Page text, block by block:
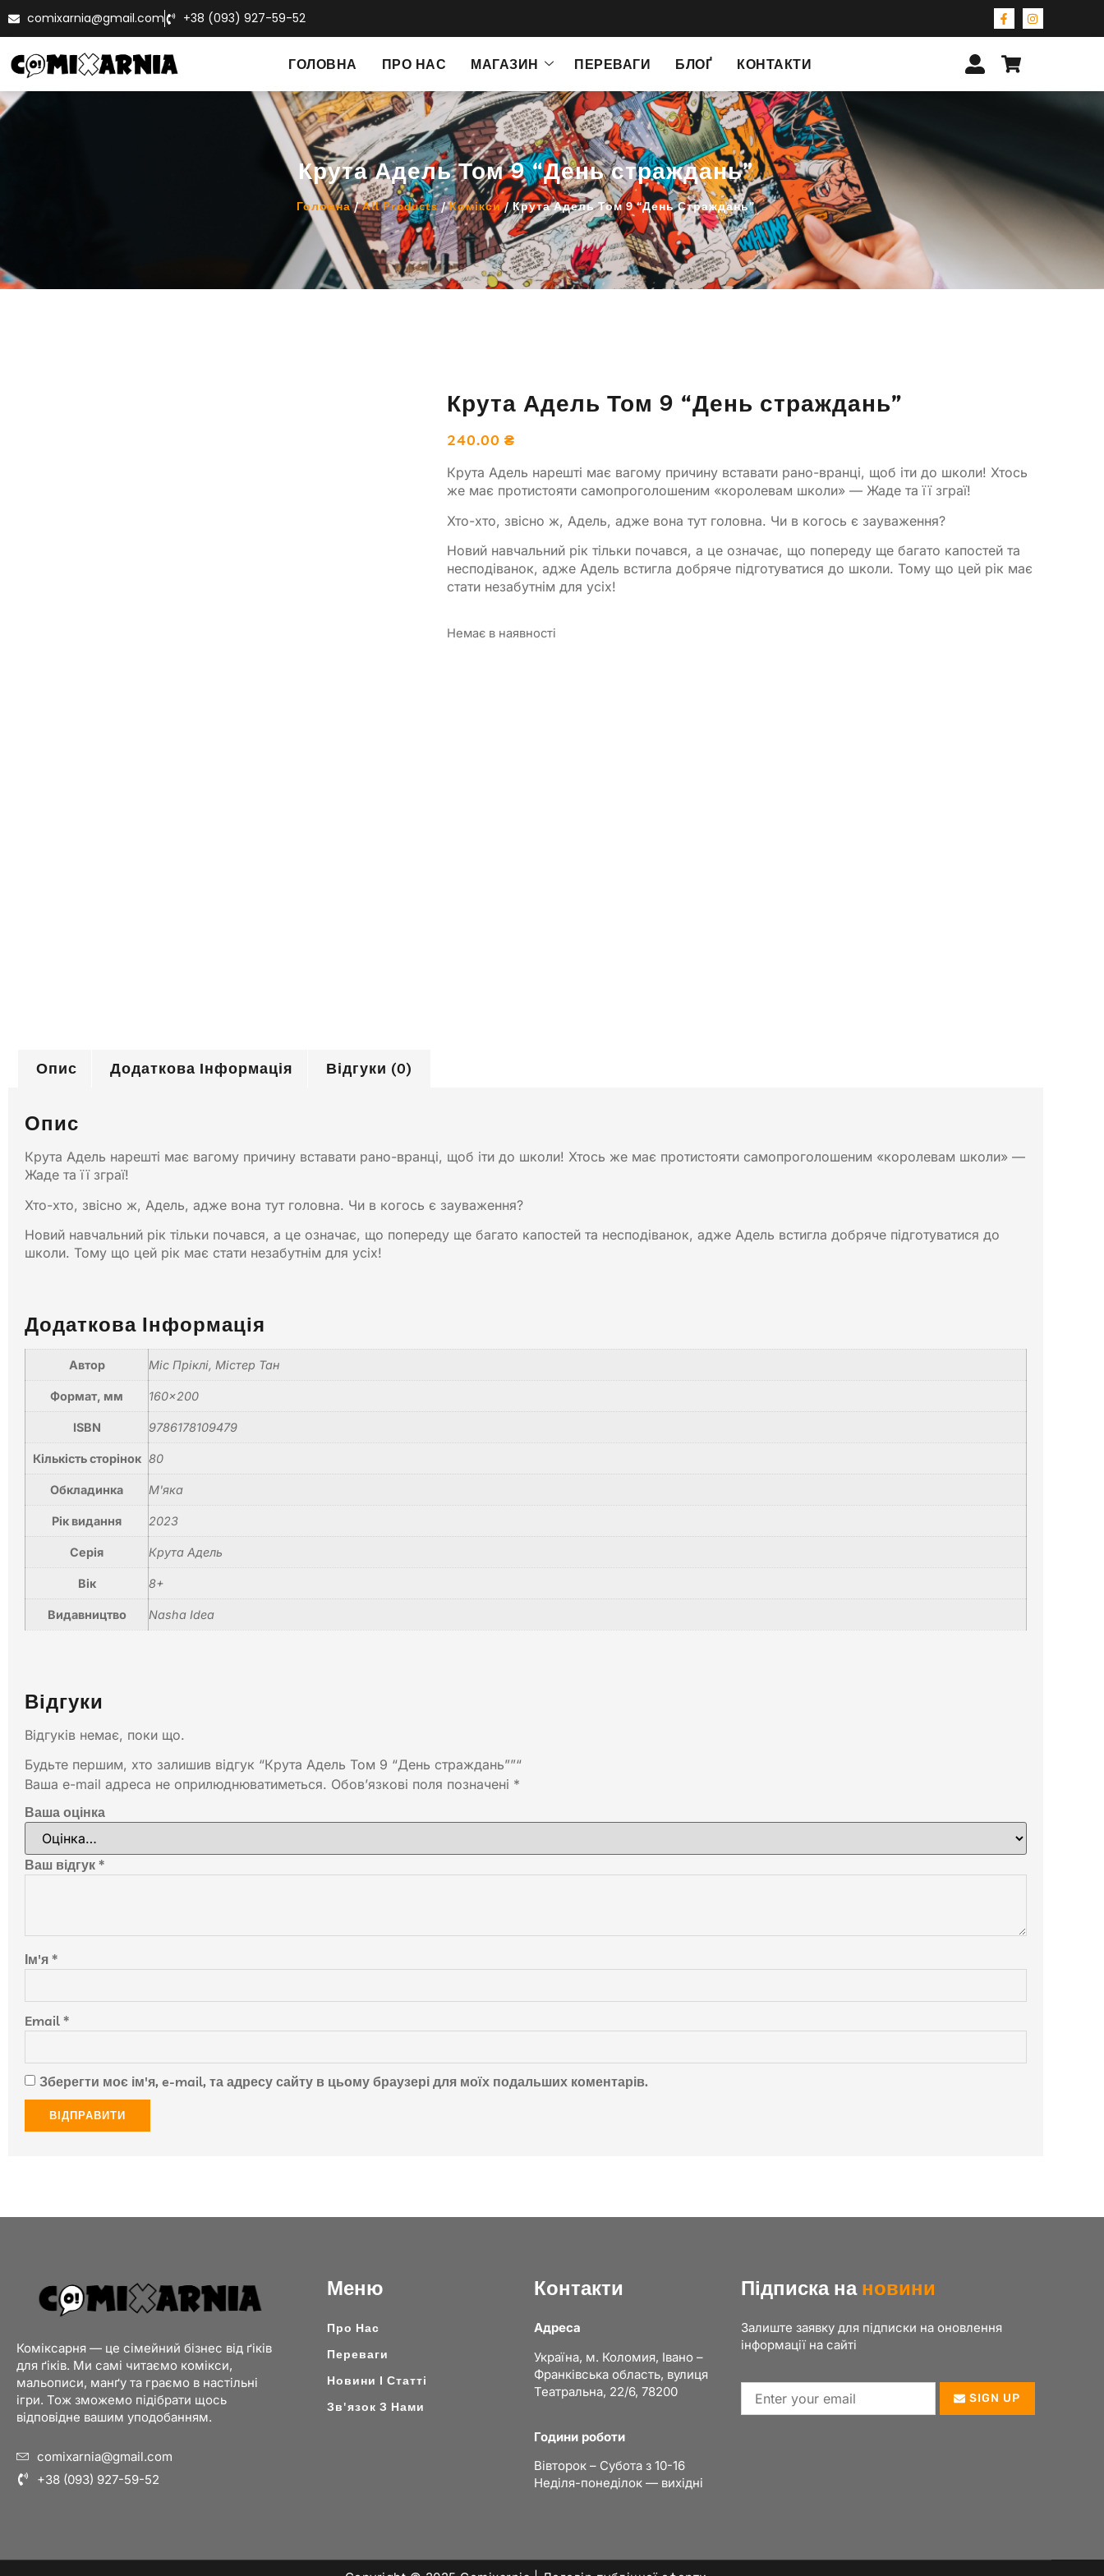
comixarnia@gmail.com +38 (093) 927-59-52
ГОЛОВНА ПРО НАС МАГАЗИН ПЕРЕВАГИ БЛОҐ КОНТАКТИ
Крута Адель Том 9 “День страждань”
Головна/All Products/Комікси/ Крута Адель Том 9 “День Страждань”
Крута Адель Том 9 “День страждань”
240.00₴
Крута Адель нарешті має вагому причину вставати рано-вранці, щоб іти до школи! Хтось
же має протистояти самопроголошеним «королевам школи» — Жаде та її зграї!
Хто-хто, звісно ж, Адель, адже вона тут головна. Чи в когось є зауваження?
Новий навчальний рік тільки почався, а це означає, що попереду ще багато капостей та
несподіванок, адже Адель встигла добряче підготуватися до школи. Тому що цей рік має
стати незабутнім для усіх!
Немає в наявності
Опис Додаткова Інформація Відгуки (0)
Опис
Крута Адель нарешті має вагому причину вставати рано-вранці, щоб іти до школи! Хтось же має протистояти самопроголошеним «королевам школи» —
Жаде та її зграї!
Хто-хто, звісно ж, Адель, адже вона тут головна. Чи в когось є зауваження?
Новий навчальний рік тільки почався, а це означає, що попереду ще багато капостей та несподіванок, адже Адель встигла добряче підготуватися до
школи. Тому що цей рік має стати незабутнім для усіх!
Додаткова Інформація
Автор Міс Пріклі, Містер Тан
Формат, мм 160×200
ISBN 9786178109479
Кількість сторінок 80
Обкладинка М'яка
Рік видання 2023
Серія Крута Адель
Вік 8+
Видавництво Nasha Idea
Відгуки
Відгуків немає, поки що.
Будьте першим, хто залишив відгук “Крута Адель Том 9 “День страждань””“
Ваша e-mail адреса не оприлюднюватиметься. Обов’язкові поля позначені *
Ваша оцінка
Ваш відгук *
Ім'я *
Email *
Зберегти моє ім'я, e-mail, та адресу сайту в цьому браузері для моїх подальших коментарів.
Коміксарня — це сімейний бізнес від ґіків
для ґіків. Ми самі читаємо комікси,
мальописи, манґу та граємо в настільні
ігри. Тож зможемо підібрати щось
відповідне вашим уподобанням.
comixarnia@gmail.com
+38 (093) 927-59-52
Меню
Про Нас
Переваги
Новини І Статті
Зв'язок З Нами
Контакти
Адреса
Україна, м. Коломия, Івано –
Франківська область, вулиця
Театральна, 22/6, 78200
Години роботи
Вівторок – Субота з 10-16
Неділя-понеділок — вихідні
Підписка на новини
Залиште заявку для підписки на оновлення
інформації на сайті
SIGN UP